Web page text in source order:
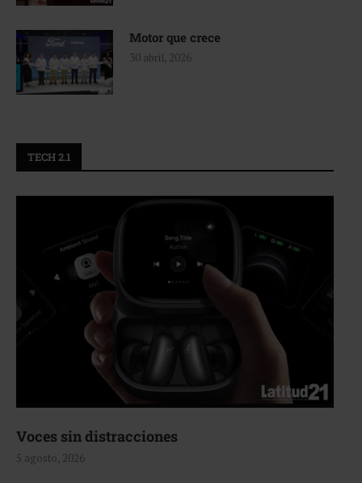
Motor que crece
30 abril, 2026
TECH 2.1
Voces sin distracciones
5 agosto, 2026